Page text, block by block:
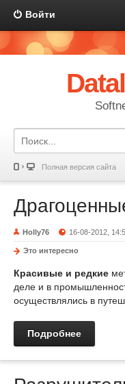
Войти
Полная версия сайта
Holly76 16-08-2012,
Это интересно
Красивые и редкие
деле и в
осуществлялись в
Подробнее